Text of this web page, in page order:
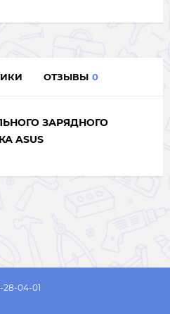
ОТЗЫВЫ 0
ЗАРЯДНОГО
ASUS
28-04-01